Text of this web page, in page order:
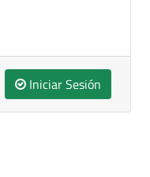
Iniciar Sesión